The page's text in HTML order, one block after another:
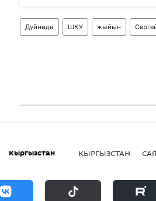
Дүйнөдө ШКУ жыйын
Кыргызстан КЫРГЫЗСТАН